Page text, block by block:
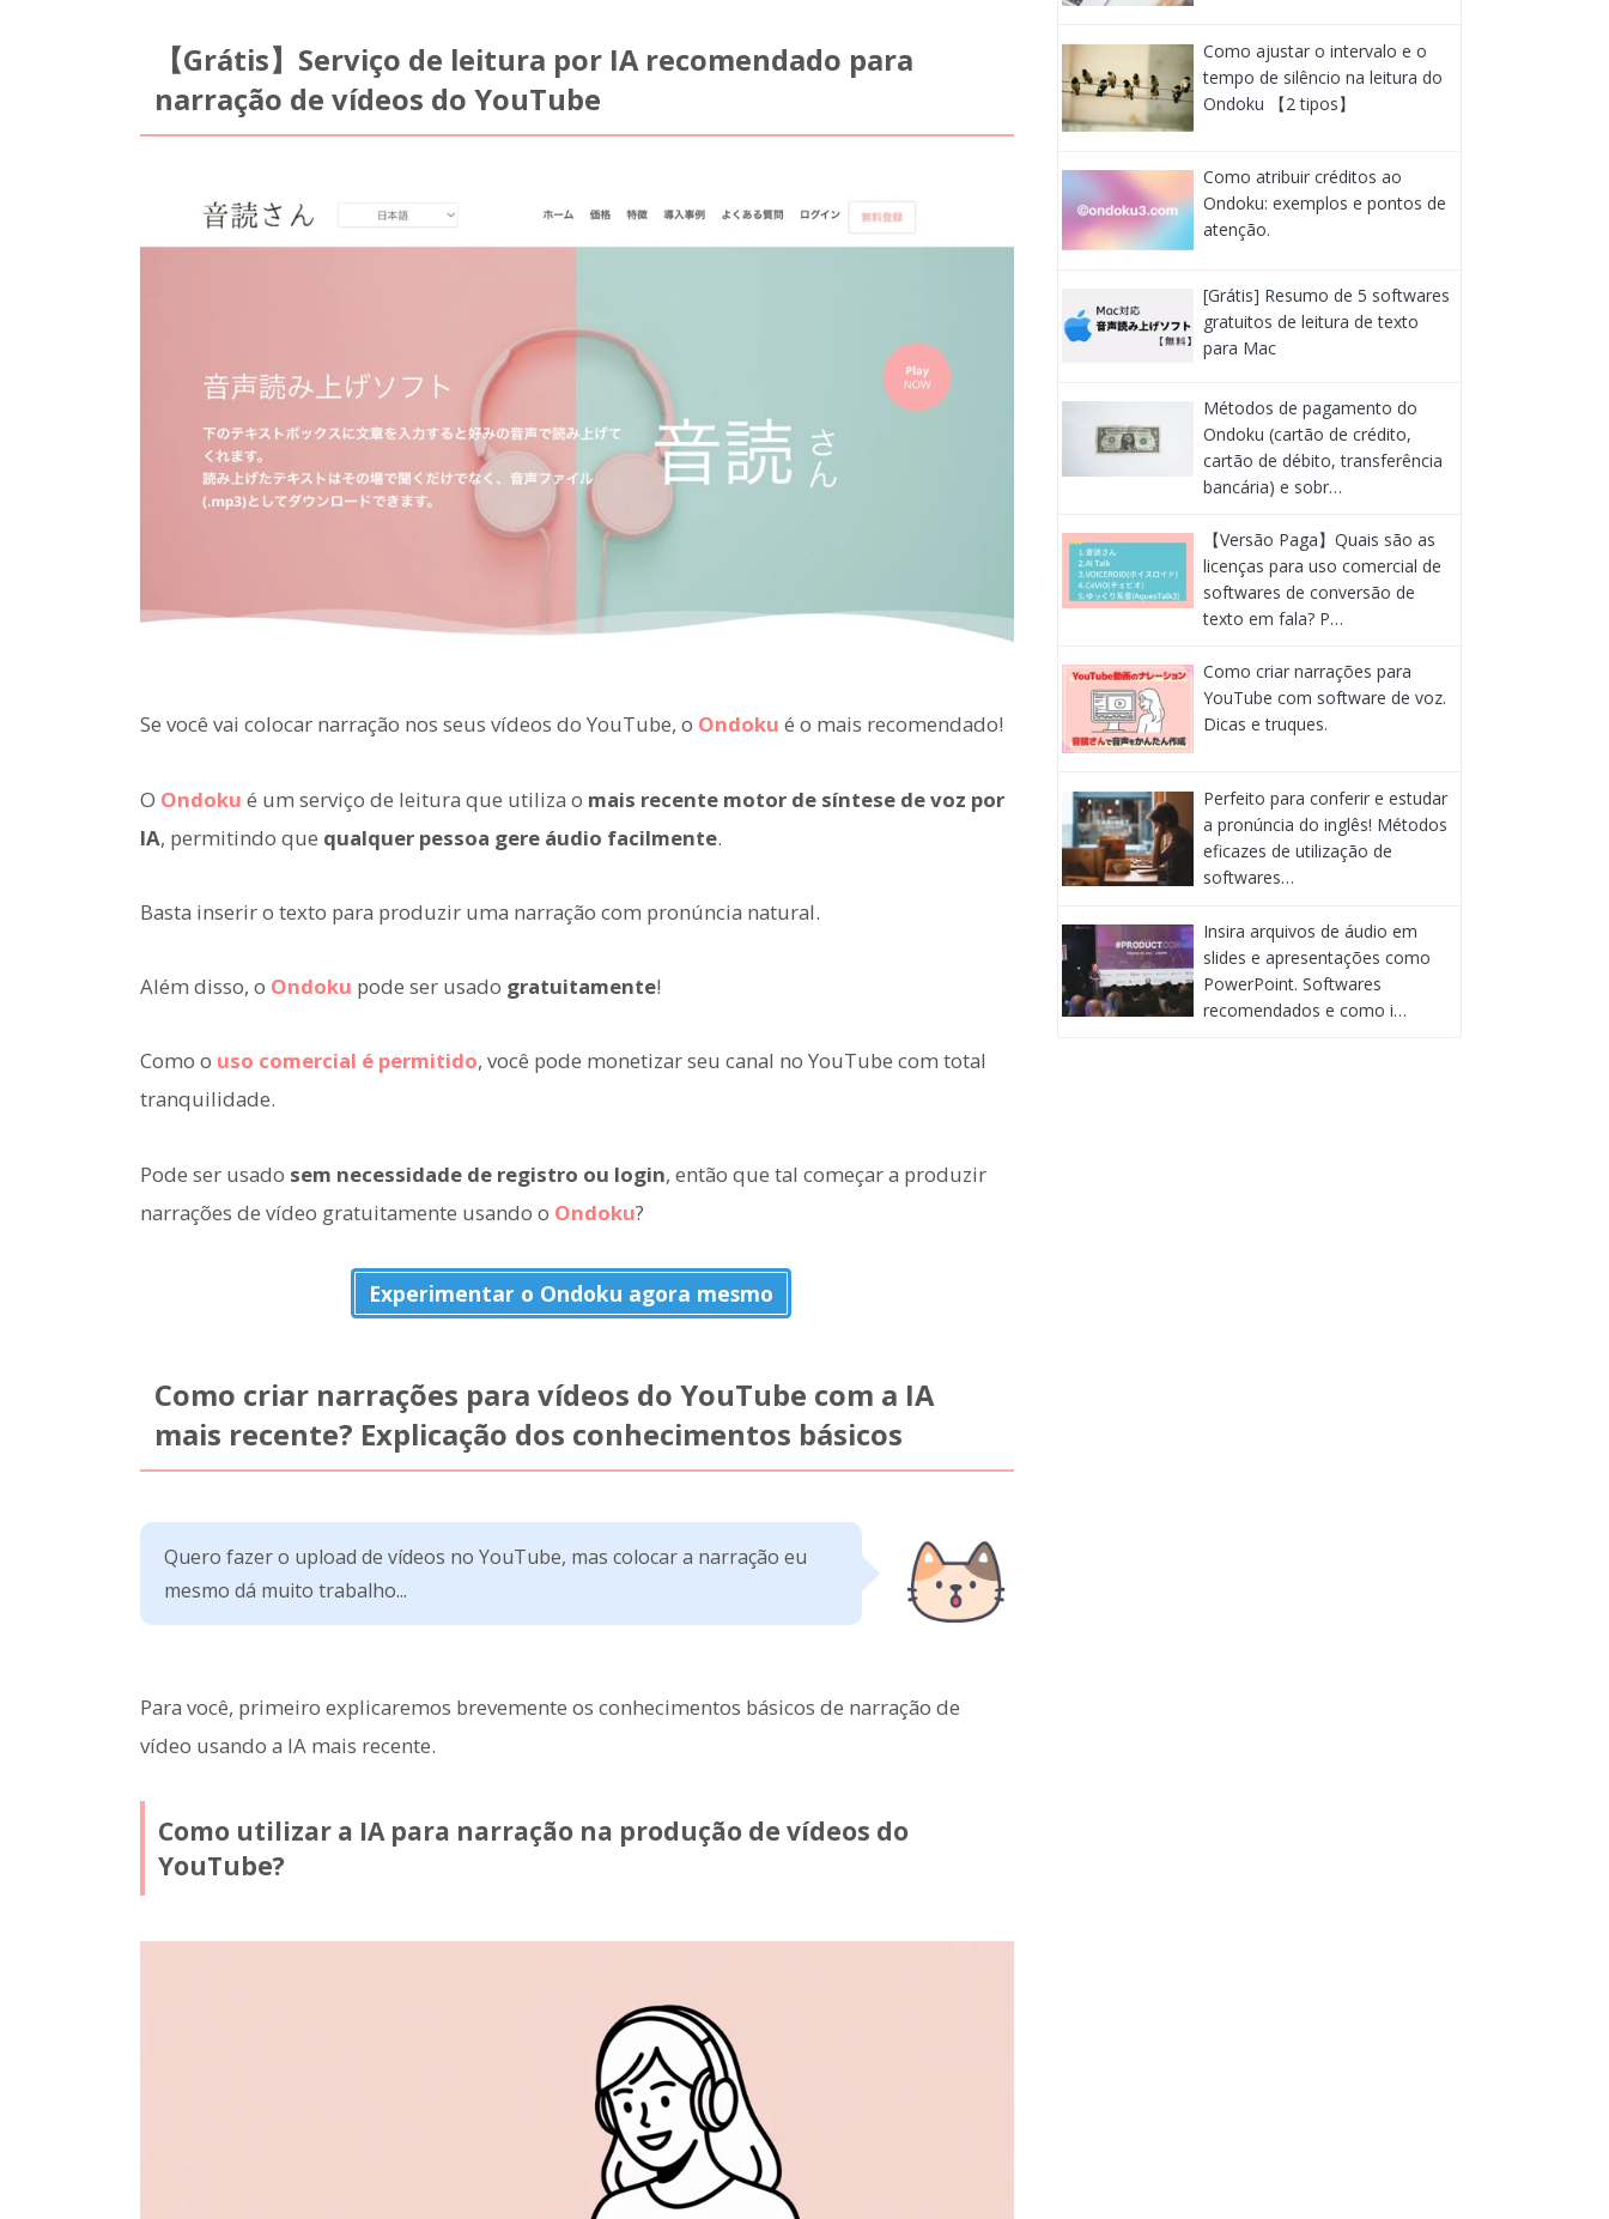
【Grátis】Serviço de leitura por IA recomendado para
narração de vídeos do YouTube
Se você vai colocar narração nos seus vídeos do YouTube, o Ondoku é o mais recomendado!
O Ondoku é um serviço de leitura que utiliza o mais recente motor de síntese de voz por
IA, permitindo que qualquer pessoa gere áudio facilmente.
Basta inserir o texto para produzir uma narração com pronúncia natural.
Além disso, o Ondoku pode ser usado gratuitamente!
Como o uso comercial é permitido, você pode monetizar seu canal no YouTube com total
tranquilidade.
Pode ser usado sem necessidade de registro ou login, então que tal começar a produzir
narrações de vídeo gratuitamente usando o Ondoku?
Experimentar o Ondoku agora mesmo
Como criar narrações para vídeos do YouTube com a IA
mais recente? Explicação dos conhecimentos básicos
Quero fazer o upload de vídeos no YouTube, mas colocar a narração eu
mesmo dá muito trabalho...
Para você, primeiro explicaremos brevemente os conhecimentos básicos de narração de
vídeo usando a IA mais recente.
Como utilizar a IA para narração na produção de vídeos do
YouTube?
Como ajustar o intervalo e o
tempo de silêncio na leitura do
Ondoku 【2 tipos】
Como atribuir créditos ao
Ondoku: exemplos e pontos de
atenção.
[Grátis] Resumo de 5 softwares
gratuitos de leitura de texto
para Mac
Métodos de pagamento do
Ondoku (cartão de crédito,
cartão de débito, transferência
bancária) e sobr…
【Versão Paga】Quais são as
licenças para uso comercial de
softwares de conversão de
texto em fala? P…
Como criar narrações para
YouTube com software de voz.
Dicas e truques.
Perfeito para conferir e estudar
a pronúncia do inglês! Métodos
eficazes de utilização de
softwares…
Insira arquivos de áudio em
slides e apresentações como
PowerPoint. Softwares
recomendados e como i…